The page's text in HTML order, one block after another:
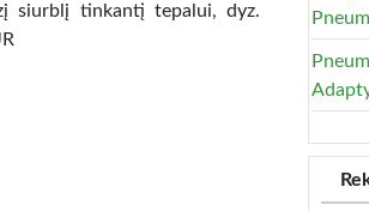
siurblį tinkantį tepalui, dyz.